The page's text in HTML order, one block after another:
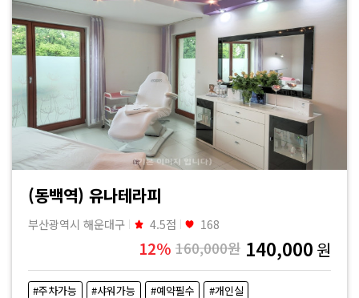
(동백역) 유나테라피
부산광역시 해운대구 4.5점 168
12% 160,000원 140,000 원
#주차가능 #샤워가능 #예약필수 #개인실